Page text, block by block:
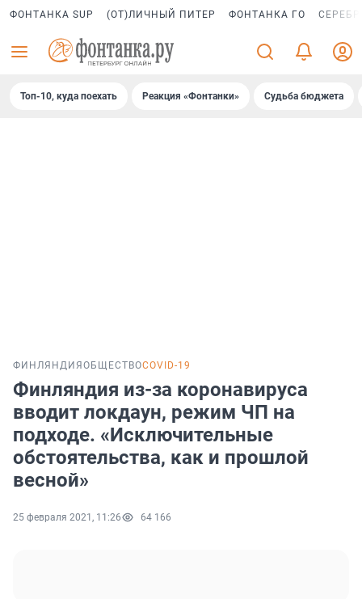
ФОНТАНКА SUP (ОТ)ЛИЧНЫЙ ПИТЕР ФОНТАНКА ГО
Топ-10, куда поехать Реакция «Фонтанки» Судьба бюджета
ФИНЛЯНДИЯ ОБЩЕСТВОCOVID-19
Финляндия из-за коронавируса
вводит локдаун, режим ЧП на
подходе. «Исключительные
обстоятельства, как и прошлой
весной»
25 февраля 2021, 11:26 64 166